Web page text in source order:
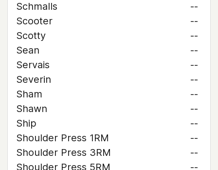
Schmalls
--
Scooter
--
Scotty
--
Sean
--
Servais
--
Severin
--
Sham
--
Shawn
--
Ship
--
Shoulder Press 1RM
--
Shoulder Press 3RM
--
Shoulder Press 5RM
--